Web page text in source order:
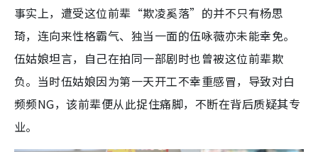
事实上，遭受这位前辈“欺凌奚落”的并不只有杨思
琦，连向来性格霸气、独当一面的伍咏薇亦未能幸免。
伍姑娘坦言，自己在拍同一部剧时也曾被这位前辈欺
负。当时伍姑娘因为第一天开工不幸重感冒，导致对白
频频NG，该前辈便从此捉住痛脚，不断在背后质疑其专
业。